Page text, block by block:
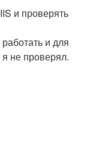
и проверять
и для
не проверял.